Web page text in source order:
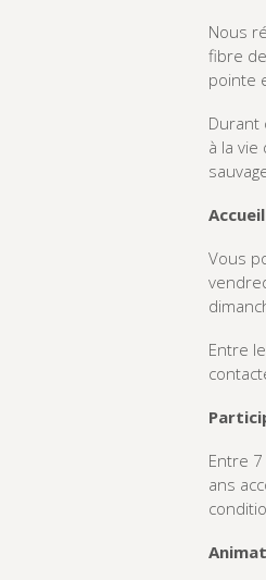
Nous
fibre
pointe
Durant
à la
Vous
Entre
Entre
ans